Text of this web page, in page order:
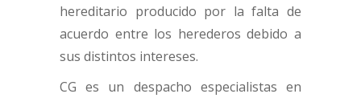
hereditario producido por la falta de
acuerdo entre los herederos debido a
sus distintos intereses.
CG es un despacho especialistas en